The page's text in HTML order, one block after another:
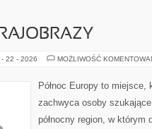
- 22 - 2026 MOŻLIWOŚĆ
Północ Europy to miejsce,
zachwyca osoby
północny region, w